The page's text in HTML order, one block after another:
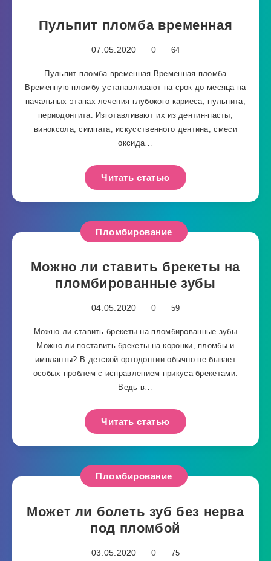
Пульпит пломба временная
07.05.2020 0 64
Пульпит пломба временная Временная пломба
Временную пломбу устанавливают на срок до месяца на
начальных этапах лечения глубокого кариеса, пульпита,
периодонтита. Изготавливают их из дентин-пасты,
виноксола, симпата, искусственного дентина, смеси
оксида…
Читать статью
Пломбирование
Можно ли ставить брекеты на
пломбированные зубы
04.05.2020 0 59
Можно ли ставить брекеты на пломбированные зубы
Можно ли поставить брекеты на коронки, пломбы и
импланты? В детской ортодонтии обычно не бывает
особых проблем с исправлением прикуса брекетами.
Ведь в…
Читать статью
Пломбирование
Может ли болеть зуб без нерва
под пломбой
03.05.2020 0 75